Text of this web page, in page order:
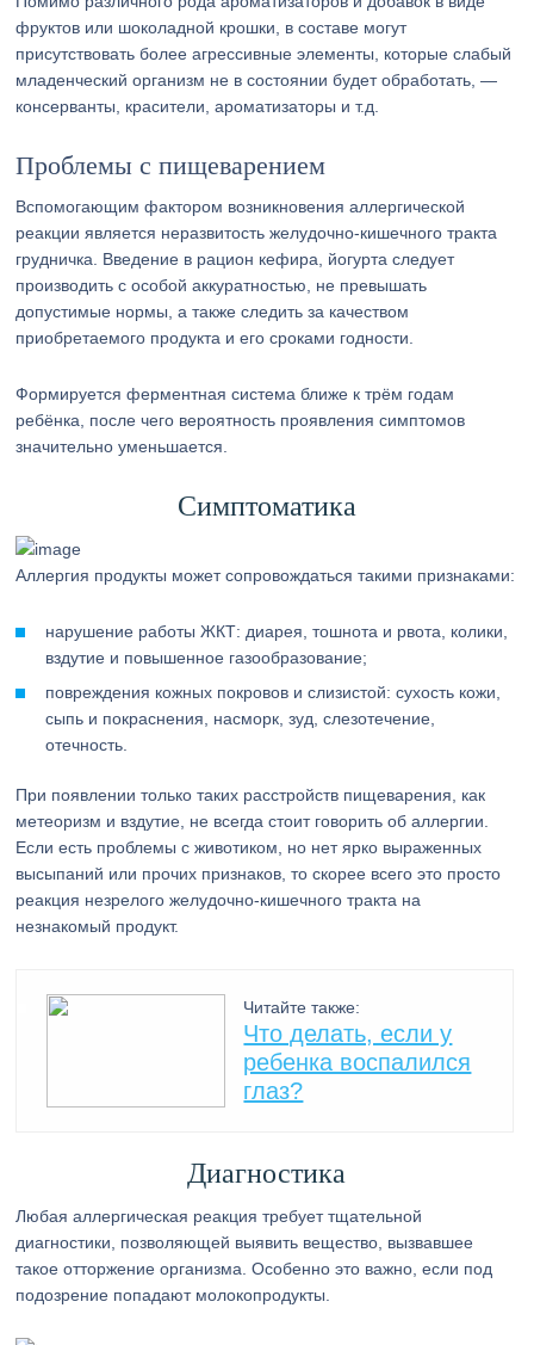
фруктов или шоколадной крошки, в составе могут
присутствовать более агрессивные элементы, которые слабый
младенческий организм не в состоянии будет обработать, —
консерванты, красители, ароматизаторы и т.д.
Проблемы с пищеварением
Вспомогающим фактором возникновения аллергической
реакции является неразвитость желудочно-кишечного тракта
грудничка. Введение в рацион кефира, йогурта следует
производить с особой аккуратностью, не превышать
допустимые нормы, а также следить за качеством
приобретаемого продукта и его сроками годности.
Формируется ферментная система ближе к трём годам
ребёнка, после чего вероятность проявления симптомов
значительно уменьшается.
Симптоматика
Аллергия продукты может сопровождаться такими признаками:
нарушение работы ЖКТ: диарея, тошнота и рвота, колики,
вздутие и повышенное газообразование;
повреждения кожных покровов и слизистой: сухость кожи,
сыпь и покраснения, насморк, зуд, слезотечение,
отечность.
При появлении только таких расстройств пищеварения, как
метеоризм и вздутие, не всегда стоит говорить об аллергии.
Если есть проблемы с животиком, но нет ярко выраженных
высыпаний или прочих признаков, то скорее всего это просто
реакция незрелого желудочно-кишечного тракта на
незнакомый продукт.
Читайте также:
Что делать, если у
ребенка воспалился
глаз?
Диагностика
Любая аллергическая реакция требует тщательной
диагностики, позволяющей выявить вещество, вызвавшее
такое отторжение организма. Особенно это важно, если под
подозрение попадают молокопродукты.